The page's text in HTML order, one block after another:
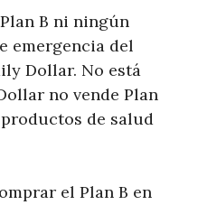
B ni ningún
emergencia del
Dollar. No está
no vende Plan
de salud
el Plan B en